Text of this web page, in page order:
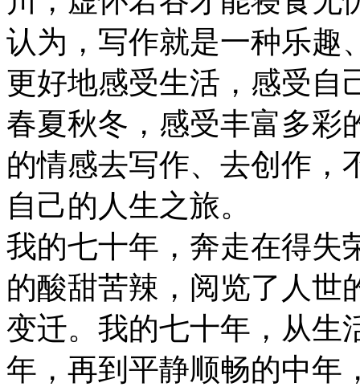
认为，写作就是一种乐趣
更好地感受生活，感受自
春夏秋冬，感受丰富多彩
的情感去写作、去创作，
自己的人生之旅。
我的七十年，奔走在得失
的酸甜苦辣，阅览了人世
变迁。我的七十年，从生
年，再到平静顺畅的中年